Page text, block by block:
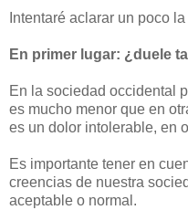
Intentaré aclarar un poco
En primer lugar: ¿duele
En la sociedad occidental
es mucho menor que en
es un dolor intolerable, en
Es importante tener en
creencias de nuestra
aceptable o normal.